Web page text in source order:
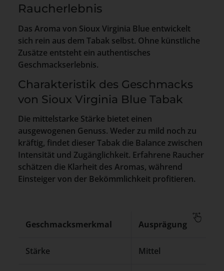
Raucherlebnis
Das Aroma von Sioux Virginia Blue entwickelt
sich rein aus dem Tabak selbst. Ohne künstliche
Zusätze entsteht ein authentisches
Geschmackserlebnis.
Charakteristik des Geschmacks
von Sioux Virginia Blue Tabak
Die mittelstarke Stärke bietet einen
ausgewogenen Genuss. Weder zu mild noch zu
kräftig, findet dieser Tabak die Balance zwischen
Intensität und Zugänglichkeit. Erfahrene Raucher
schätzen die Klarheit des Aromas, während
Einsteiger von der Bekömmlichkeit profitieren.
Geschmacksmerkmal Ausprägung
Stärke Mittel